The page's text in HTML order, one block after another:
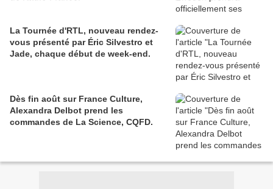
La Tournée d'RTL, nouveau rendez-
vous présenté par Éric Silvestro et
Jade, chaque début de week-end.
Dès fin août sur France Culture,
Alexandra Delbot prend les
commandes de La Science, CQFD.